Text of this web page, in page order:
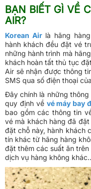
BẠN BIẾT GÌ VỀ
AIR?
Korean Airlà hãng
hành khách đều đặt vé
những hành trình mà
khách hoàn tất thủ tục
Air sẽ nhận được thông
SMS qua số điện thoại
Đây chính là những
quy định về vé máy bay
bao gồm các thông tin
vé mà khách hàng đã
đặt chỗ này, hành khách
tín khác từ hãng hàng
đặt thêm các suất ăn
dịch vụ hàng không